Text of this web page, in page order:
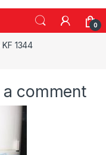
0
1344
a comment